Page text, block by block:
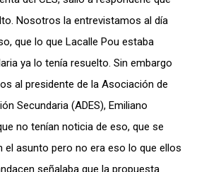
Nosotros la entrevistamos al día
que lo que Lacalle Pou estaba
ya lo tenía resuelto. Sin embargo
al presidente de la Asociación de
Secundaria (ADES), Emiliano
no tenían noticia de eso, que se
el asunto pero no era eso lo que ellos
señalaba que la propuesta